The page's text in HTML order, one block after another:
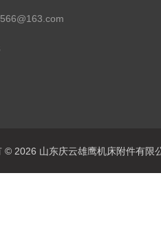
© 2026 山东庆云雄鹰机床附件有